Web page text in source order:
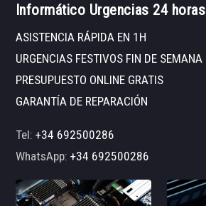
Informático Urgencias 24 horas
ASISTENCIA RÁPIDA EN 1H
URGENCIAS FESTIVOS FIN DE SEMANA
PRESUPUESTO ONLINE GRATIS
GARANTÍA DE REPARACIÓN
Tel:+34 692500286
WhatsApp:+34 692500286